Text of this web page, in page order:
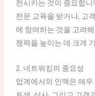
전시키는 것이 중요합
전문 교육을 받거나, 고
에 참여하는 것을 고려
쟁력을 높이는 데 크게
2. 네트워킹의 중요성
업계에서의 인맥은 매